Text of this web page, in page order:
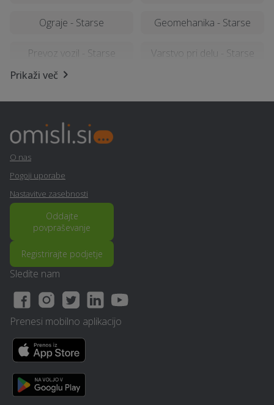
Ograje - Starse Geomehanika - Starse
Prevoz vozil - Starse Varstvo pri delu - Starse
Vrtna lopa, hiška, uta -
Starse
Servis naprav - Starse
Starse
Avtokozmetika - Starse
Stenske obloge - Starse
Prikaži več
O nas
Pogoji uporabe
Nastavitve zasebnosti
Oddajte
povpraševanje
Registrirajte podjetje
Sledite nam
Prenesi mobilno aplikacijo